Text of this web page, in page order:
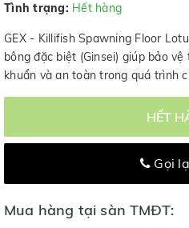
Tình trạng: Hết hàng
GEX - Killifish Spawning Floor
bông đặc biệt (Ginsei) giúp bảo
khuẩn và an toàn trong quá trình
HẾT
Gọi
Mua hàng tại sàn TMĐT: